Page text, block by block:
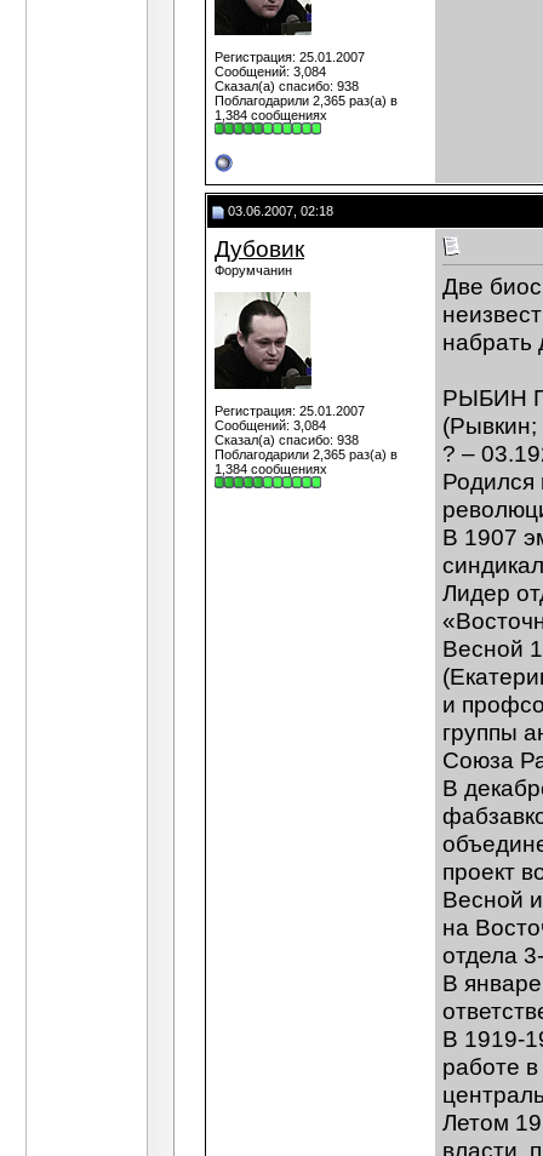
Регистрация: 25.01.2007
Сообщений: 3,084
Сказал(а) спасибо: 938
Поблагодарили 2,365 раз(а) в
1,384 сообщениях
03.06.2007, 02:18
Дубовик
Форумчанин
Регистрация: 25.01.2007
Сообщений: 3,084
Сказал(а) спасибо: 938
Поблагодарили 2,365 раз(а) в
1,384 сообщениях
Две
набрать
РЫБИН
? –
Родился
В 1907
Лидер
Весной
и
группы
Союза
В
проект
Весной
на
отдела
В
В 1919-
работе
Летом
власти,